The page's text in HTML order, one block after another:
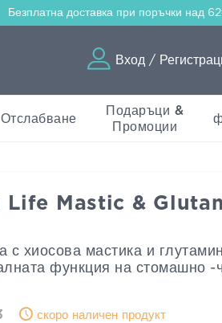
Безплатна доставка при поръчки над
Вход /
Отслабване
Подаръци &
Промоции
Life Mastic &
с хиосова мастика и
функция на стомашно -
скоро наличен продукт